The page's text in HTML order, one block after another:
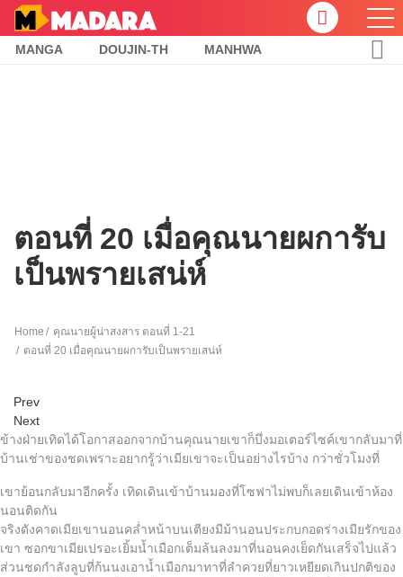
MANGA DOUJIN-TH MANHWA
ตอนที่ 20 เมื่อคุณนายผการับ
เป็นพรายเสน่ห์
Home
คุณนายผู้น่าสงสาร ตอนที่ 1-21
ตอนที่ 20 เมื่อคุณนายผการับเป็นพรายเสน่ห์
Prev
Next
ข้างฝ่ายเทิดได้โอกาสออกจากบ้านคุณนายเขาก็บึ่งมอเตอร์ไซค์เขากลับมาที่
บ้านเช่าของชดเพราะอยากรู้ว่าเมียเขาจะเป็นอย่างไรบ้าง กว่าชั่วโมงที่
เขาย้อนกลับมาอีกครั้ง เทิดเดินเข้าบ้านมองที่โซฟาไม่พบก็เลยเดินเข้าห้อง
นอนติดกัน
จริงดังคาดเมียเขานอนคล่ำหน้าบนเตียงมีม้านอนประกบกอดร่างเมียรักของ
เขา ซอกขาเมียเปรอะเยิ้มน้ำเมือกเต็มล้นลงมาที่นอนคงเย็ดกันเสร็จไปแล้ว
ส่วนชดกำลังลูบที่ก้นนงเอาน้ำเมือกมาทาที่ลำควยที่ยาวเหยียดเกินปกติของ